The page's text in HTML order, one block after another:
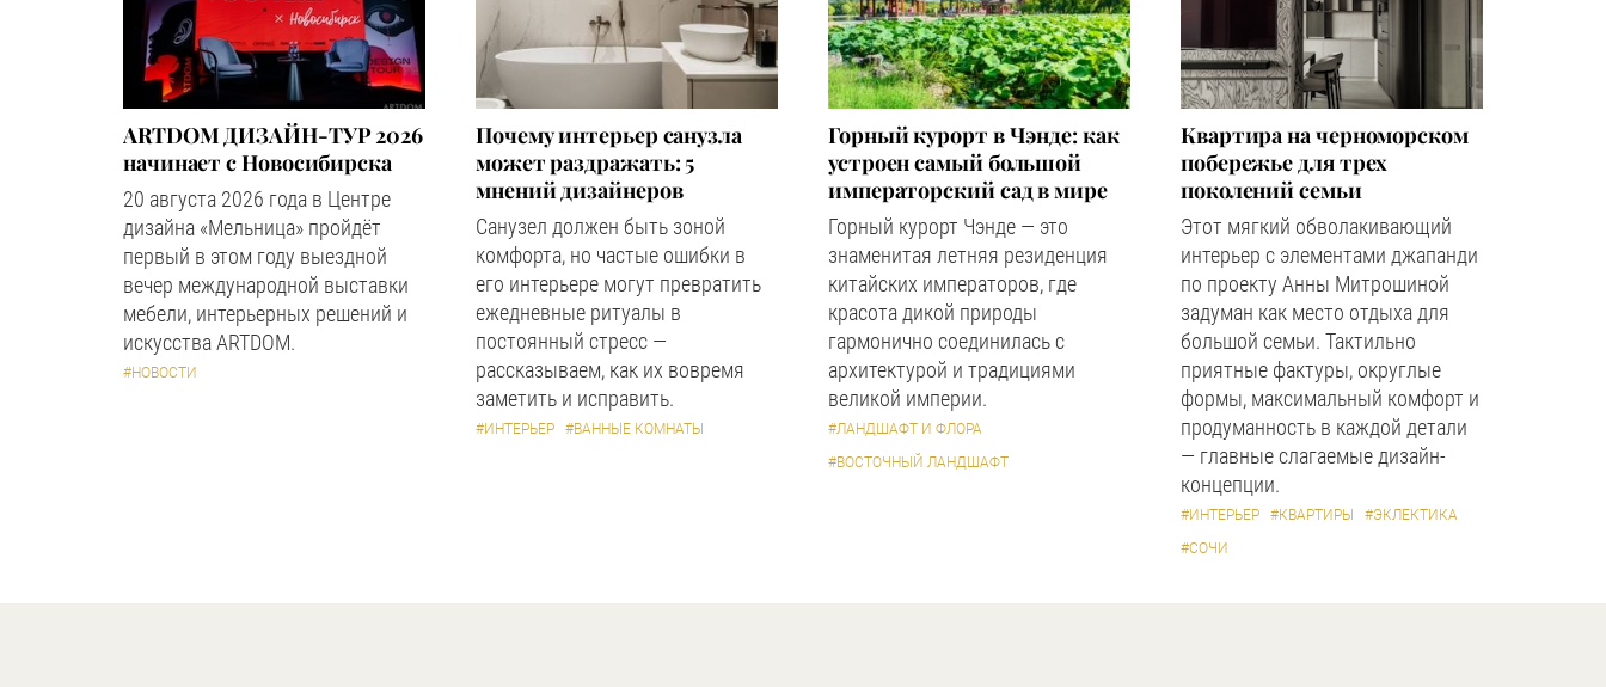
ARTDOM ДИЗАЙН-ТУР 2026
начинает с Новосибирска
20 августа 2026 года в Центре
дизайна «Мельница» пройдёт
первый в этом году выездной
вечер международной выставки
мебели, интерьерных решений и
искусства ARTDOM.
#НОВОСТИ
Почему интерьер санузла
может раздражать: 5
мнений дизайнеров
Санузел должен быть зоной
комфорта, но частые ошибки в
его интерьере могут превратить
ежедневные ритуалы в
постоянный стресс —
рассказываем, как их вовремя
заметить и исправить.
#ИНТЕРЬЕР #ВАННЫЕ КОМНАТЫ
Горный курорт в Чэнде: как
устроен самый большой
императорский сад в мире
Горный курорт Чэнде — это
знаменитая летняя резиденция
китайских императоров, где
красота дикой природы
гармонично соединилась с
архитектурой и традициями
великой империи.
#ЛАНДШАФТ И ФЛОРА
#ВОСТОЧНЫЙ ЛАНДШАФТ
Квартира на черноморском
побережье для трех
поколений семьи
Этот мягкий обволакивающий
интерьер с элементами джапанди
по проекту Анны Митрошиной
задуман как место отдыха для
большой семьи. Тактильно
приятные фактуры, округлые
формы, максимальный комфорт и
продуманность в каждой детали
— главные слагаемые дизайн-
концепции.
#ИНТЕРЬЕР #КВАРТИРЫ
#ЭКЛЕКТИКА
#СОЧИ